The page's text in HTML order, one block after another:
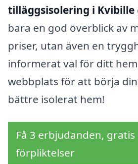
tilläggsisolering i Kvibille
bara en god överblick av
priser, utan även en
informerat val för ditt
webbplats för att börja
bättre isolerat hem!
Få 3 erbjudanden,
förpliktelser